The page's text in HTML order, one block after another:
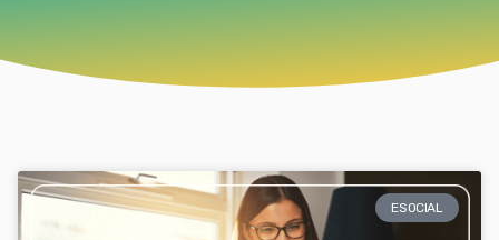
ESOCIAL